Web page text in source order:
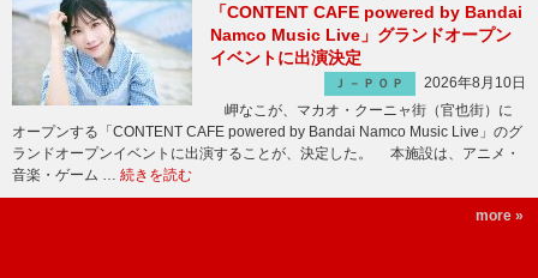
「CONTENT CAFE powered by Bandai
Namco Music Live」グランドオープン
イベントに出演決定
Ｊ－ＰＯＰ
2026年8月10日
岬なこが、マカオ・クーニャ街（官也街）に
オープンする「CONTENT CAFE powered by Bandai Namco Music Live」のグ
ランドオープンイベントに出演することが、決定した。 本施設は、アニメ・
音楽・ゲーム … 続きを読む
more »